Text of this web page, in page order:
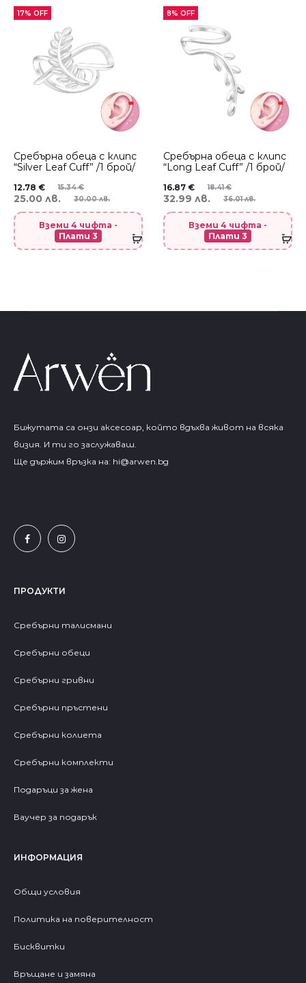
17% OFF
Сребърнa oбеца с клипс
“Silver Leaf Cuff” /1 брой/
15.34€
12.78 €
30.00 лв.
25.00 лв.
Вземи 4 чифта -
Плати 3
8% OFF
Сребърнa oбеца с клипс
“Long Leaf Cuff” /1 брой/
18.41€
16.87 €
36.01 лв.
32.99 лв.
Вземи 4 чифта -
Плати 3
Бижутата са онзи аксесоар, който вдъхва живот на всяка
визия. И ти го заслужаваш.
Ще държим връзка на: hi@arwen.bg
ПРОДУКТИ
Сребърни талисмани
Сребърни обеци
Сребърни гривни
Сребърни пръстени
Сребърни колиета
Сребърни комплекти
Подаръци за жена
Ваучер за подарък
ИНФОРМАЦИЯ
Общи условия
Политика на поверителност
Бисквитки
Връщане и замяна